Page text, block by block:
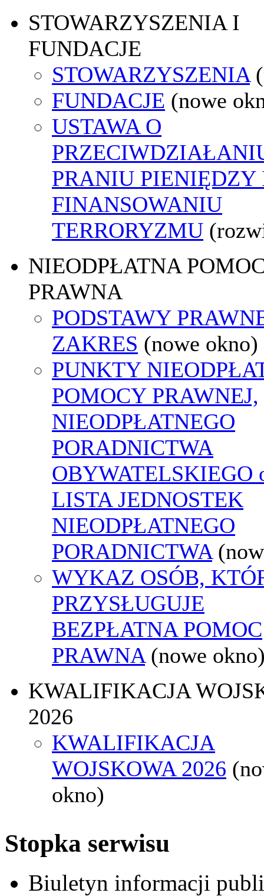
STOWARZYSZENIA I
FUNDACJE
STOWARZYSZENIA
FUNDACJE (nowe
USTAWA O
PRANIU PIENIĘDZY
FINANSOWANIU
TERRORYZMU
NIEODPŁATNA
PRAWNA
PODSTAWY
ZAKRES (nowe okno)
PUNKTY
POMOCY PRAWNEJ,
NIEODPŁATNEGO
PORADNICTWA
OBYWATELSKIEGO
LISTA JEDNOSTEK
NIEODPŁATNEGO
PORADNICTWA
WYKAZ OSÓB,
PRZYSŁUGUJE
BEZPŁATNA POMOC
PRAWNA (nowe
KWALIFIKACJA
2026
KWALIFIKACJA
WOJSKOWA 2026
okno)
Stopka serwisu
Biuletyn informacji